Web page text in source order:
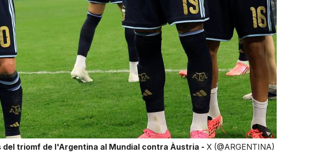
del triomf de l'Argentina al Mundial contra Àustria - X (@ARGENTINA)